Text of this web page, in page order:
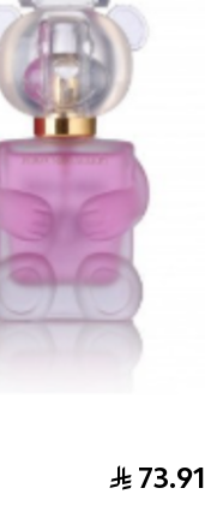
عطر مام اند كيدز للاطفال
73.91